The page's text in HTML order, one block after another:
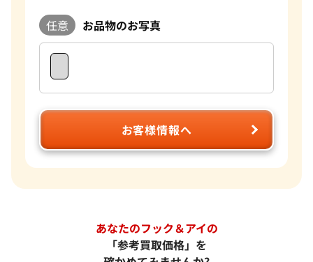
任意 お品物のお写真
お客様情報へ
あなたのフック＆アイの
「参考買取価格」を